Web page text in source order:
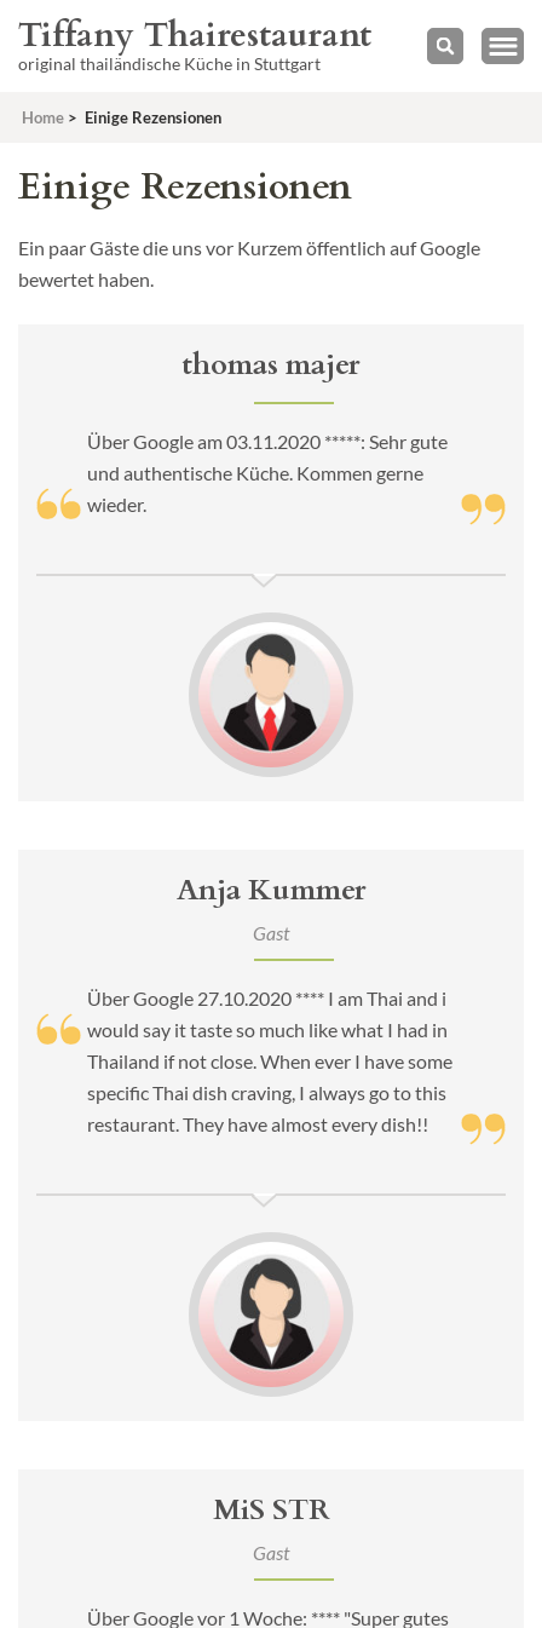
Tiffany Thairestaurant
original thailändische Küche in Stuttgart
Home > Einige Rezensionen
Einige Rezensionen
Ein paar Gäste die uns vor Kurzem öffentlich auf Google
bewertet haben.
thomas majer
Über Google am 03.11.2020 *****: Sehr gute
und authentische Küche. Kommen gerne
wieder.
Anja Kummer
Gast
Über Google 27.10.2020 **** I am Thai and i
would say it taste so much like what I had in
Thailand if not close. When ever I have some
specific Thai dish craving, I always go to this
restaurant. They have almost every dish!!
MiS STR
Gast
Über Google vor 1 Woche: **** "Super gutes